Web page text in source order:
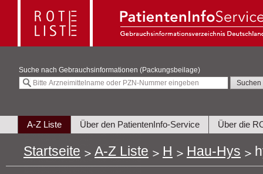
Suche nach Gebrauchsinformationen (Packungsbeilage)
A-Z Liste Über den PatientenInfo-Service Über die
Startseite A-Z Liste H Hau-Hys